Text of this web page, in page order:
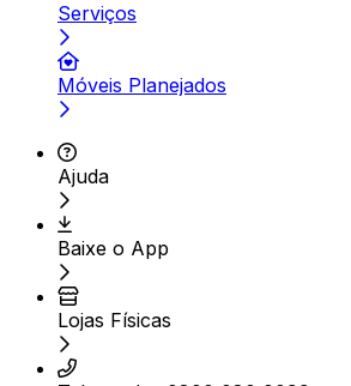
Serviços
Móveis Planejados
Ajuda
Baixe o App
Lojas Físicas